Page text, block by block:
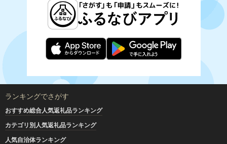
ランキングでさがす
おすすめ総合人気返礼品ランキング
カテゴリ別人気返礼品ランキング
人気自治体ランキング